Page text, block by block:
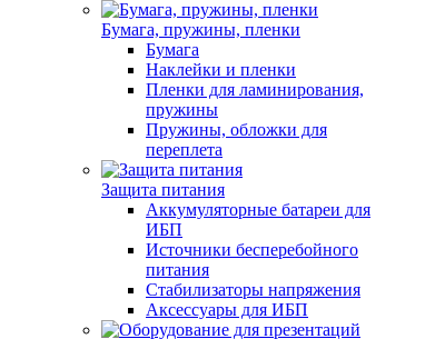
Бумага, пружины, пленки
Бумага
Наклейки и пленки
Пленки для ламинирования,
пружины
Пружины, обложки для
переплета
Защита питания
Аккумуляторные батареи для
ИБП
Источники бесперебойного
питания
Стабилизаторы напряжения
Аксессуары для ИБП